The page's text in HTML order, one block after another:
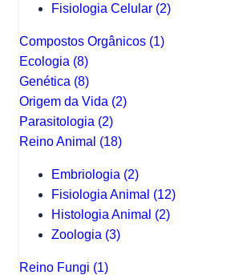
Fisiologia Celular (2)
Compostos Orgânicos (1)
Ecologia (8)
Genética (8)
Origem da Vida (2)
Parasitologia (2)
Reino Animal (18)
Embriologia (2)
Fisiologia Animal (12)
Histologia Animal (2)
Zoologia (3)
Reino Fungi (1)